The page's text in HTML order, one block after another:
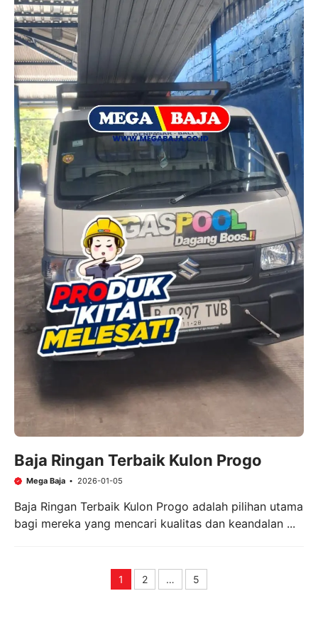
Baja Ringan Terbaik Kulon Progo
Mega Baja 2026-01-05
Baja Ringan Terbaik Kulon Progo adalah pilihan utama
bagi mereka yang mencari kualitas dan keandalan ...
Page
1 Page
2 … 5